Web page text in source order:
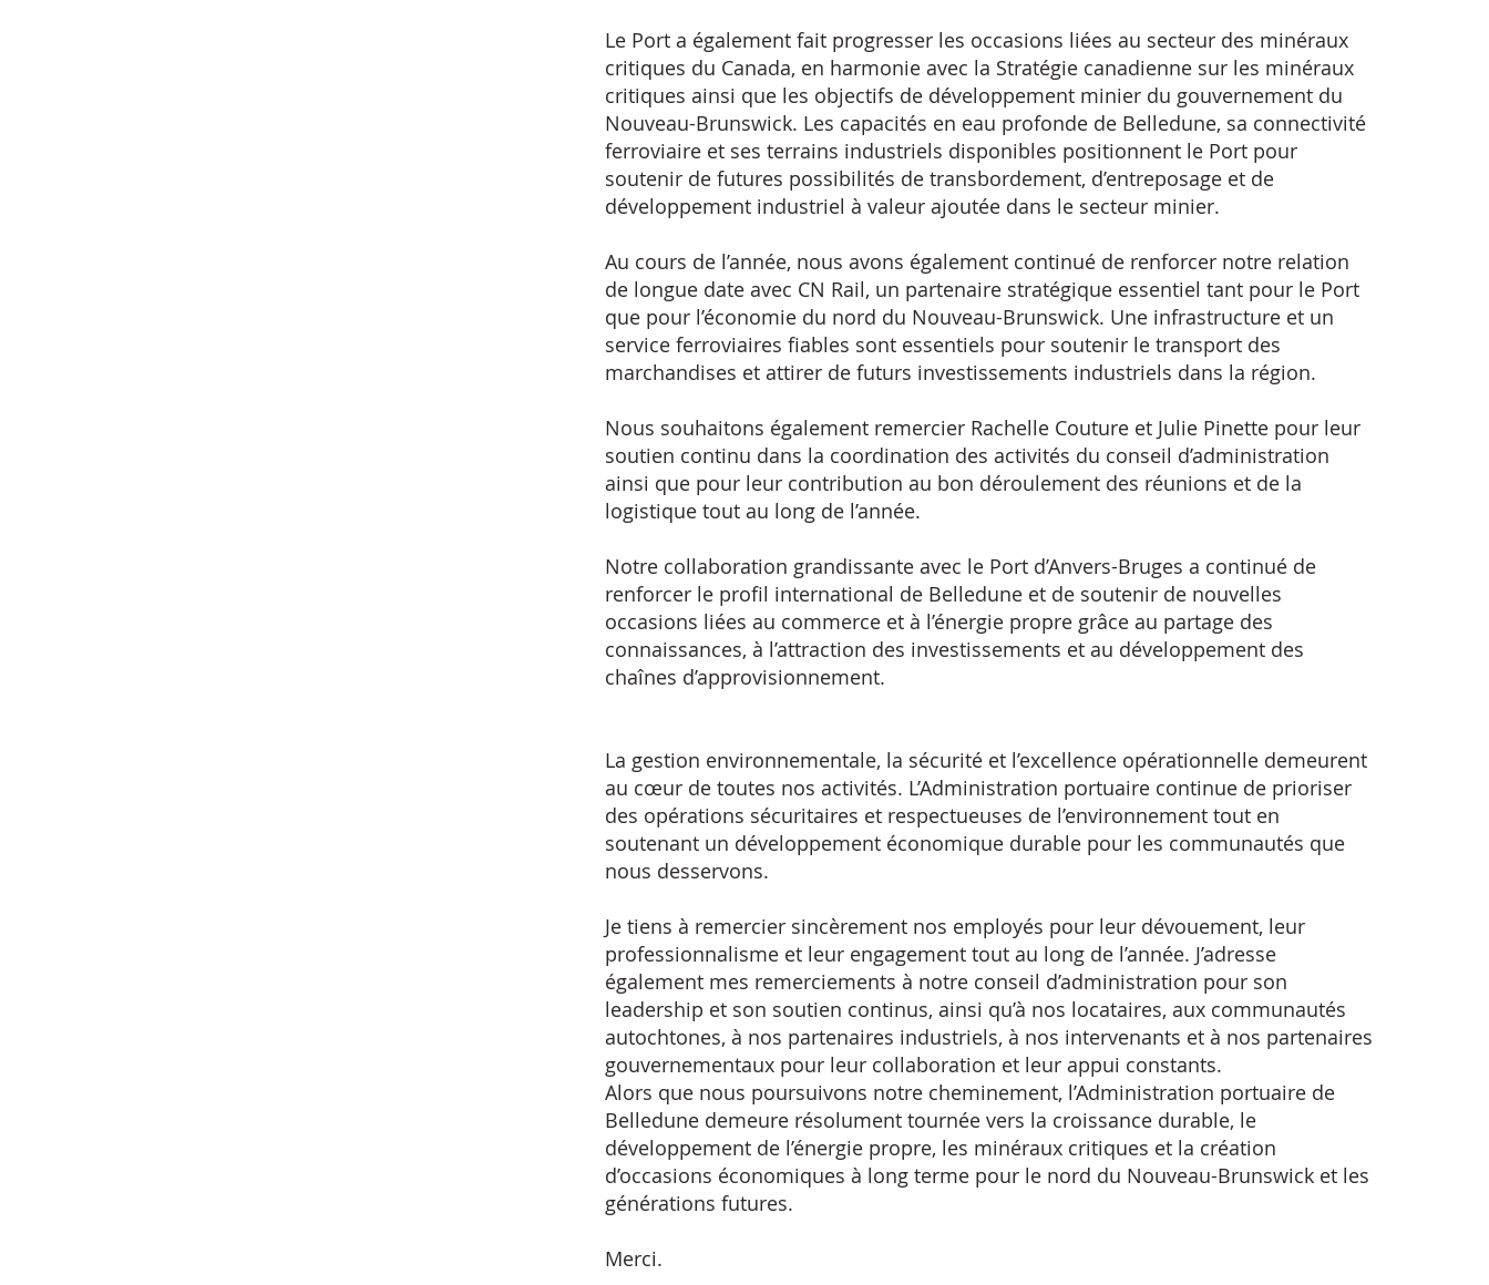
Le Port a également fait progresser les occasions liées au secteur des minéraux
critiques du Canada, en harmonie avec la Stratégie canadienne sur les minéraux
critiques ainsi que les objectifs de développement minier du gouvernement du
Nouveau-Brunswick. Les capacités en eau profonde de Belledune, sa connectivité
ferroviaire et ses terrains industriels disponibles positionnent le Port pour
soutenir de futures possibilités de transbordement, d’entreposage et de
développement industriel à valeur ajoutée dans le secteur minier.
Au cours de l’année, nous avons également continué de renforcer notre relation
de longue date avec CN Rail, un partenaire stratégique essentiel tant pour le Port
que pour l’économie du nord du Nouveau-Brunswick. Une infrastructure et un
service ferroviaires fiables sont essentiels pour soutenir le transport des
marchandises et attirer de futurs investissements industriels dans la région.
Nous souhaitons également remercier Rachelle Couture et Julie Pinette pour leur
soutien continu dans la coordination des activités du conseil d’administration
ainsi que pour leur contribution au bon déroulement des réunions et de la
logistique tout au long de l’année.
Notre collaboration grandissante avec le Port d’Anvers-Bruges a continué de
renforcer le profil international de Belledune et de soutenir de nouvelles
occasions liées au commerce et à l’énergie propre grâce au partage des
connaissances, à l’attraction des investissements et au développement des
chaînes d’approvisionnement.
La gestion environnementale, la sécurité et l’excellence opérationnelle demeurent
au cœur de toutes nos activités. L’Administration portuaire continue de prioriser
des opérations sécuritaires et respectueuses de l’environnement tout en
soutenant un développement économique durable pour les communautés que
nous desservons.
Je tiens à remercier sincèrement nos employés pour leur dévouement, leur
professionnalisme et leur engagement tout au long de l’année. J’adresse
également mes remerciements à notre conseil d’administration pour son
leadership et son soutien continus, ainsi qu’à nos locataires, aux communautés
autochtones, à nos partenaires industriels, à nos intervenants et à nos partenaires
gouvernementaux pour leur collaboration et leur appui constants.
Alors que nous poursuivons notre cheminement, l’Administration portuaire de
Belledune demeure résolument tournée vers la croissance durable, le
développement de l’énergie propre, les minéraux critiques et la création
d’occasions économiques à long terme pour le nord du Nouveau-Brunswick et les
générations futures.
Merci.